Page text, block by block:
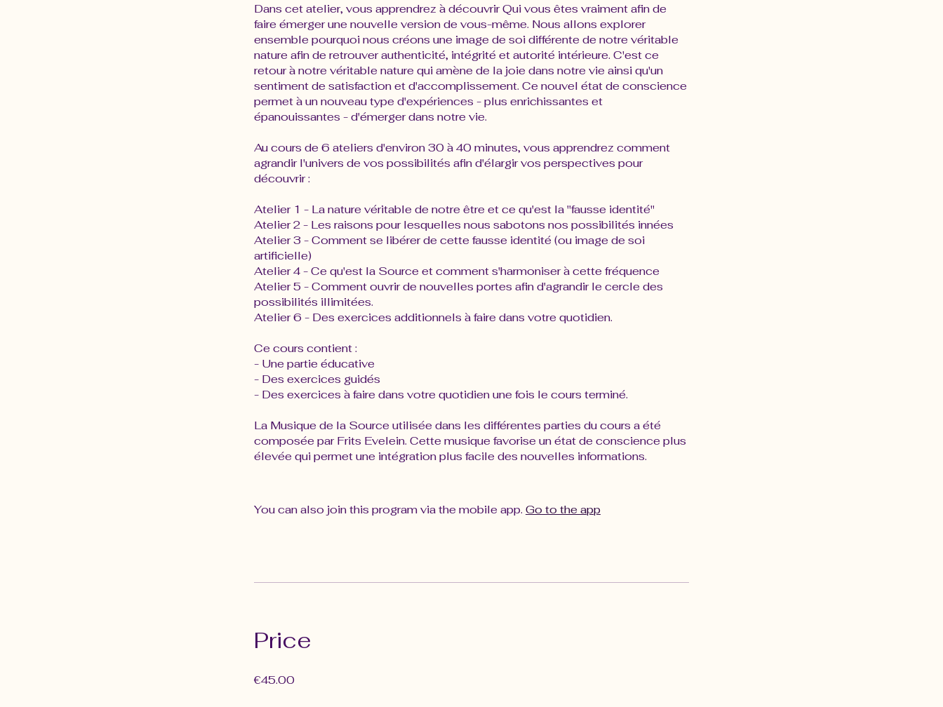
Dans cet atelier, vous apprendrez à découvrir Qui vous êtes vraiment afin de
faire émerger une nouvelle version de vous-même. Nous allons explorer
ensemble pourquoi nous créons une image de soi différente de notre véritable
nature afin de retrouver authenticité, intégrité et autorité intérieure. C'est ce
retour à notre véritable nature qui amène de la joie dans notre vie ainsi qu'un
sentiment de satisfaction et d'accomplissement. Ce nouvel état de conscience
permet à un nouveau type d'expériences - plus enrichissantes et
épanouissantes - d'émerger dans notre vie.
Au cours de 6 ateliers d'environ 30 à 40 minutes, vous apprendrez comment
agrandir l'univers de vos possibilités afin d'élargir vos perspectives pour
découvrir :
Atelier 1 - La nature véritable de notre être et ce qu'est la "fausse identité"
Atelier 2 - Les raisons pour lesquelles nous sabotons nos possibilités innées
Atelier 3 - Comment se libérer de cette fausse identité (ou image de soi
artificielle)
Atelier 4 - Ce qu'est la Source et comment s'harmoniser à cette fréquence
Atelier 5 - Comment ouvrir de nouvelles portes afin d'agrandir le cercle des
possibilités illimitées.
Atelier 6 - Des exercices additionnels à faire dans votre quotidien.
Ce cours contient :
- Une partie éducative
- Des exercices guidés
- Des exercices à faire dans votre quotidien une fois le cours terminé.
La Musique de la Source utilisée dans les différentes parties du cours a été
composée par Frits Evelein. Cette musique favorise un état de conscience plus
élevée qui permet une intégration plus facile des nouvelles informations.
You can also join this program via the mobile app. Go to the app
Price
€45.00